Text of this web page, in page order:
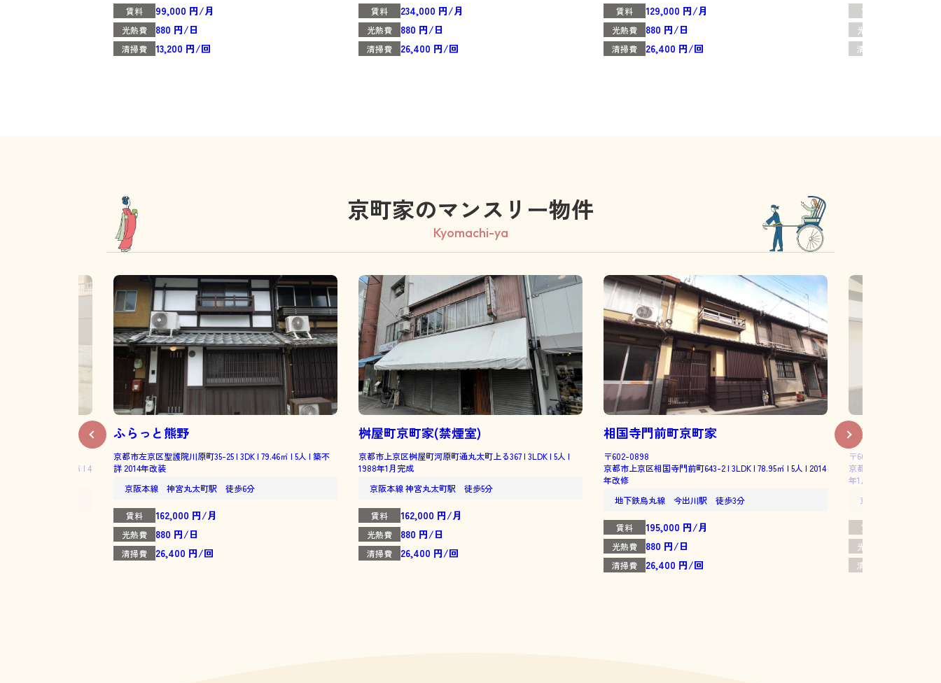
賃料 99,000 円/月
光熱費 880 円/日
清掃費 13,200 円/回
賃料 234,000 円/月
光熱費 880 円/日
清掃費 26,400 円/回
賃料 129,000 円/月
光熱費 880 円/日
清掃費 26,400 円/回
賃料
光熱費
清掃費
京町家のマンスリー物件
Kyomachi-ya
14 | 3DK | 60.15㎡ | 4
ふらっと熊野
京都市左京区聖護院川原町35-25 | 3DK | 79.46㎡ | 5人 | 築不
詳 2014年改装
京阪本線 神宮丸太町駅 徒歩6分
賃料 162,000 円/月
光熱費 880 円/日
清掃費 26,400 円/回
桝屋町京町家(禁煙室)
京都市上京区桝屋町河原町通丸太町上る367 | 3LDK | 5人 |
1988年1月完成
京阪本線 神宮丸太町駅 徒歩5分
賃料 162,000 円/月
光熱費 880 円/日
清掃費 26,400 円/回
相国寺門前町京町家
〒602-0898
京都市上京区相国寺門前町643-2 | 3LDK | 78.95㎡ | 5人 | 2014
年改修
地下鉄烏丸線 今出川駅 徒歩3分
賃料 195,000 円/月
光熱費 880 円/日
清掃費 26,400 円/回
西藤ノ森町京町
〒603-8224
京都市北区紫野西藤ノ
年1月完成
京都市営烏丸線 鞍馬
賃料
光熱費
清掃費